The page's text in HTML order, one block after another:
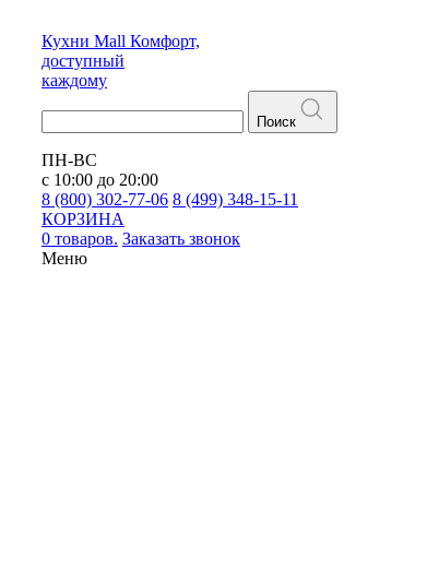
Кухни Mall Комфорт,
доступный
каждому
Поиск
ПН-ВС
с 10:00 до 20:00
8 (800) 302-77-06 8 (499) 348-15-11
КОРЗИНА
0 товаров. Заказать звонок
Меню